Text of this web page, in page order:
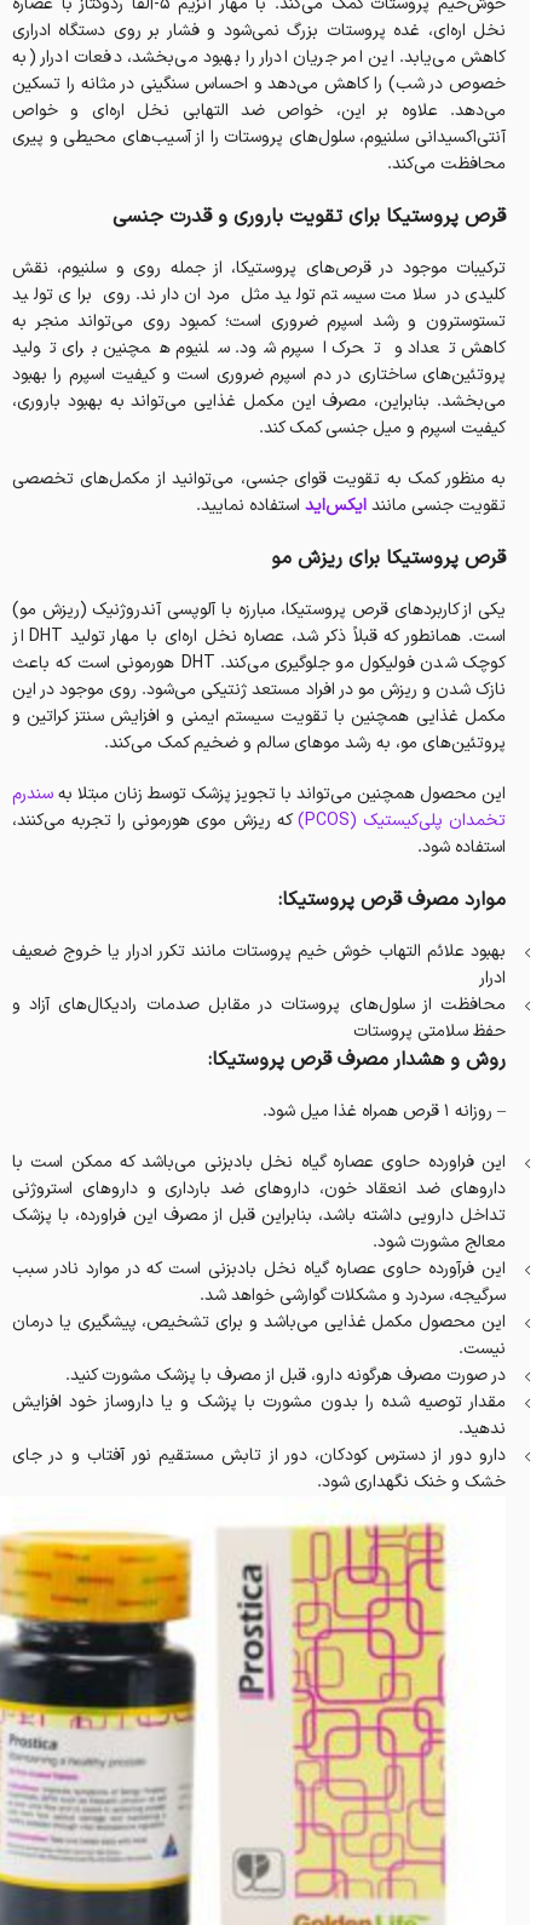
نخل اره‌ای، غده پروستات بزرگ نمی‌شود و فشار بر روی دستگاه ادراری
کاهش می‌یابد. این امر جریان ادرار را بهبود می‌بخشد، دفعات ادرار (به
خصوص در شب) را کاهش می‌دهد و احساس سنگینی در مثانه را تسکین
می‌دهد. علاوه بر این، خواص ضد التهابی نخل اره‌ای و خواص
آنتی‌اکسیدانی سلنیوم، سلول‌های پروستات را از آسیب‌های محیطی و پیری
محافظت می‌کند.
قرص‌ پروستیکا برای تقویت باروری و قدرت جنسی
ترکیبات موجود در قرص‌های پروستیکا، از جمله روی و سلنیوم، نقش
کلیدی در سلامت سیستم تولید مثل مردان دارند. روی برای تولید
تستوسترون و رشد اسپرم ضروری است؛ کمبود روی می‌تواند منجر به
کاهش تعداد و تحرک اسپرم شود. سلنیوم همچنین برای تولید
پروتئین‌های ساختاری در دم اسپرم ضروری است و کیفیت اسپرم را بهبود
می‌بخشد. بنابراین، مصرف این مکمل غذایی می‌تواند به بهبود باروری،
کیفیت اسپرم و میل جنسی کمک کند.
به منظور کمک به تقویت قوای جنسی، می‌توانید از مکمل‌های تخصصی
تقویت جنسی مانندایکس‌اید استفاده نمایید.
قرص پروستیکا برای ریزش مو
یکی از کاربردهای قرص‌ پروستیکا، مبارزه با آلوپسی آندروژنیک (ریزش مو)
است. همانطور که قبلاً ذکر شد، عصاره نخل اره‌ای با مهار تولید DHT از
کوچک شدن فولیکول مو جلوگیری می‌کند. DHT هورمونی است که باعث
نازک شدن و ریزش مو در افراد مستعد ژنتیکی می‌شود. روی موجود در این
مکمل غذایی همچنین با تقویت سیستم ایمنی و افزایش سنتز کراتین و
پروتئین‌های مو، به رشد موهای سالم و ضخیم کمک می‌کند.
این محصول همچنین می‌تواند با تجویز پزشک توسط زنان مبتلا بهسندرم
تخمدان پلی‌کیستیک (PCOS)
که ریزش موی هورمونی را تجربه می‌کنند،
استفاده شود.
موارد مصرف قرص پروستیکا:
بهبود علائم التهاب خوش خیم پروستات مانند تکرر ادرار یا خروج ضعیف
ادرار
محافظت از سلول‌های پروستات در مقابل صدمات رادیکال‌های آزاد و
حفظ سلامتی پروستات
روش و هشدار مصرف قرص پروستیکا:
– روزانه 1 قرص همراه غذا میل شود.
این فراورده حاوی عصاره گیاه نخل بادبزنی می‌باشد که ممکن است با
داروهای ضد انعقاد خون، داروهای ضد بارداری و داروهای استروژنی
تداخل دارویی داشته باشد، بنابراین قبل از مصرف این فراورده، با پزشک
معالج مشورت شود.
این فرآورده حاوی عصاره گیاه نخل بادبزنی است که در موارد نادر سبب
سرگیجه، سردرد و مشکلات گوارشی خواهد شد.
این محصول مکمل غذایی می‌باشد و برای تشخیص، پیشگیری یا درمان
نیست.
در صورت مصرف هرگونه دارو، قبل از مصرف با پزشک مشورت کنید.
مقدار توصیه شده را بدون مشورت با پزشک و یا داروساز خود افزایش
ندهید.
دارو دور از دسترس کودکان، دور از تابش مستقیم نور آفتاب و در جای
خشک و خنک نگهداری شود.